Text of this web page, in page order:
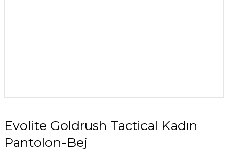
Evolite Goldrush Tactical Kadın
Pantolon-Bej